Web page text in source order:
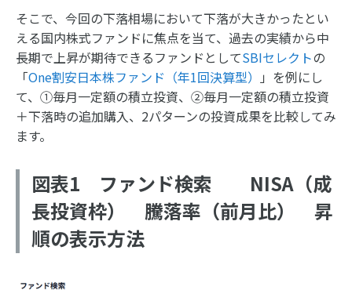
そこで、今回の下落相場において下落が大きかったとい
える国内株式ファンドに焦点を当て、過去の実績から中
長期で上昇が期待できるファンドとしてSBIセレクトの
「One割安日本株ファンド（年1回決算型）
」を例にし
て、①毎月一定額の積立投資、②毎月一定額の積立投資
＋下落時の追加購入、2パターンの投資成果を比較してみ
ます。
図表1 ファンド検索 NISA（成
長投資枠） 騰落率（前月比） 昇
順の表示方法